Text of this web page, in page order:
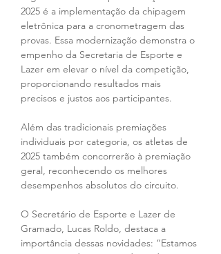
2025 é a implementação da chipagem
eletrônica para a cronometragem das
provas. Essa modernização demonstra o
empenho da Secretaria de Esporte e
Lazer em elevar o nível da competição,
proporcionando resultados mais
precisos e justos aos participantes.
Além das tradicionais premiações
individuais por categoria, os atletas de
2025 também concorrerão à premiação
geral, reconhecendo os melhores
desempenhos absolutos do circuito.
O Secretário de Esporte e Lazer de
Gramado, Lucas Roldo, destaca a
importância dessas novidades: “Estamos